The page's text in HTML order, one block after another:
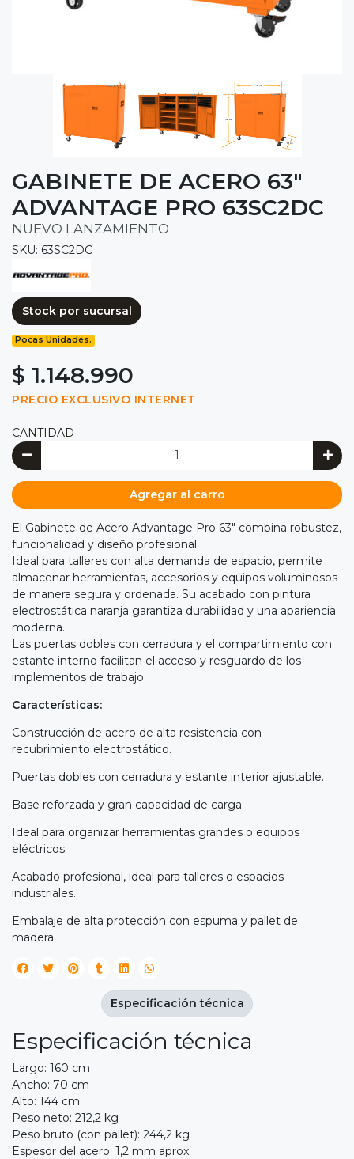
GABINETE DE ACERO 63"
ADVANTAGE PRO 63SC2DC
NUEVO LANZAMIENTO
SKU: 63SC2DC
Stock por sucursal
Pocas Unidades.
$ 1.148.990
PRECIO EXCLUSIVO INTERNET
CANTIDAD
Agregar al carro
El Gabinete de Acero Advantage Pro 63" combina robustez,
funcionalidad y diseño profesional.
Ideal para talleres con alta demanda de espacio, permite
almacenar herramientas, accesorios y equipos voluminosos
de manera segura y ordenada. Su acabado con pintura
electrostática naranja garantiza durabilidad y una apariencia
moderna.
Las puertas dobles con cerradura y el compartimiento con
estante interno facilitan el acceso y resguardo de los
implementos de trabajo.
Características:
Construcción de acero de alta resistencia con
recubrimiento electrostático.
Puertas dobles con cerradura y estante interior ajustable.
Base reforzada y gran capacidad de carga.
Ideal para organizar herramientas grandes o equipos
eléctricos.
Acabado profesional, ideal para talleres o espacios
industriales.
Embalaje de alta protección con espuma y pallet de
madera.
Especificación técnica
Largo: 160 cm
Ancho: 70 cm
Alto: 144 cm
Peso neto: 212,2 kg
Peso bruto (con pallet): 244,2 kg
Espesor del acero: 1,2 mm aprox.
Especificación técnica